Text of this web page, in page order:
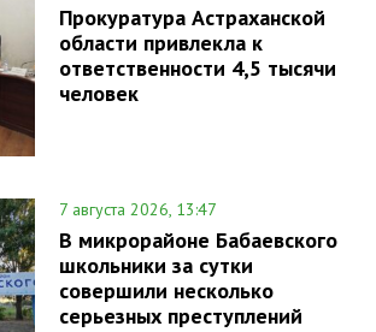
Прокуратура Астраханской
области привлекла к
ответственности 4,5 тысячи
человек
7 августа 2026, 13:47
В микрорайоне Бабаевского
школьники за сутки
совершили несколько
серьезных преступлений